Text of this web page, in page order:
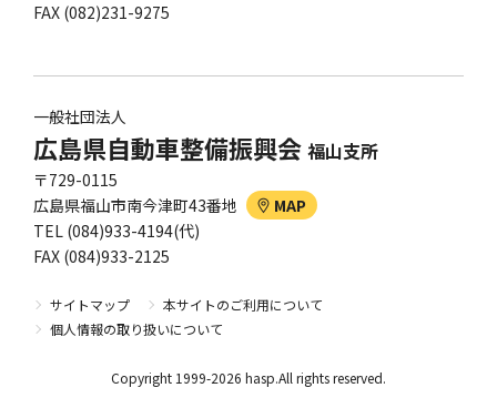
FAX (082)231-9275
一般社団法人
広島県自動車整備振興会 福山支所
〒729-0115
広島県福山市南今津町43番地
MAP
TEL (084)933-4194(代)
FAX (084)933-2125
サイトマップ
本サイトのご利用について
個人情報の取り扱いについて
Copyright 1999-2026 hasp.All rights reserved.